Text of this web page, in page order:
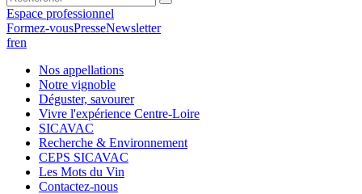
Espace professionnel
Formez-vousPresseNewsletter
fren
Nos appellations
Notre vignoble
Déguster, savourer
Vivre l'expérience Centre-Loire
SICAVAC
Recherche & Environnement
CEPS SICAVAC
Les Mots du Vin
Contactez-nous